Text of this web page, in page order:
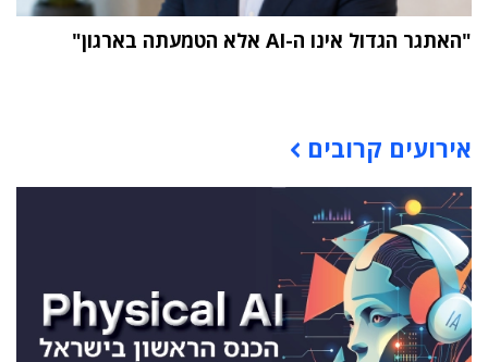
"האתגר הגדול אינו ה-AI אלא הטמעתה בארגון"
אירועים קרובים